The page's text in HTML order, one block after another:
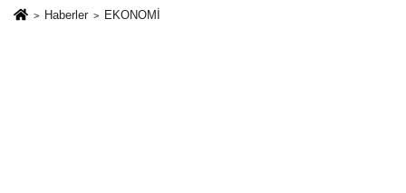
Haberler EKONOMİ